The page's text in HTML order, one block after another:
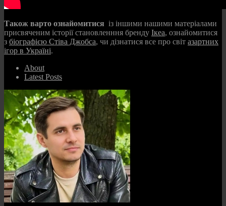
Також варто ознайомитися із іншими нашими матеріалами
присвяченим історії становленння бренду Ікеа, ознайомитися
з біографією Стіва Джобса, чи дізнатися все про світ азартних
ігор в Україні.
About
Latest Posts